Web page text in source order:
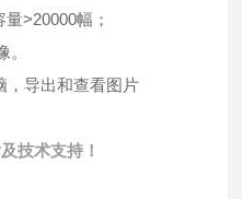
>20000幅；
，导出和查看图片
技术支持！